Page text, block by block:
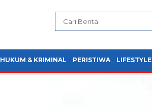
HUKUM & KRIMINAL PERISTIWA LIFESTYLE